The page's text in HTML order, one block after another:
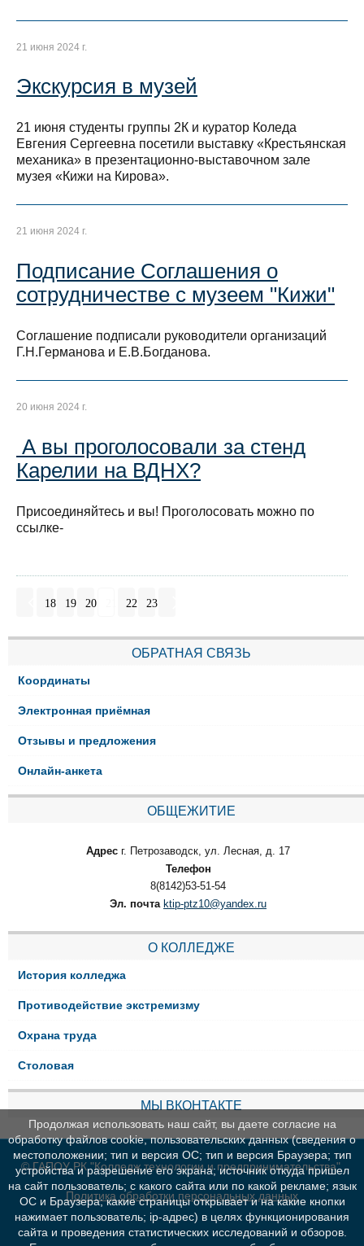
21 июня 2024 г.
Экскурсия в музей
21 июня студенты‍ группы 2К и куратор Коледа
Евгения Сергеевна посетили выставку «Крестьянская
механика» в презентационно-выставочном зале
музея «Кижи на Кирова».
21 июня 2024 г.
Подписание Соглашения о
сотрудничестве с музеем "Кижи"
Соглашение подписали руководители организаций
Г.Н.Германова и Е.В.Богданова.
20 июня 2024 г.
А вы проголосовали за стенд
Карелии на ВДНХ?
Присоединяйтесь и вы! Проголосовать можно по
ссылке-
18 19 20 22 23
ОБРАТНАЯ СВЯЗЬ
Координаты
Электронная приёмная
Отзывы и предложения
Онлайн-анкета
ОБЩЕЖИТИЕ
Адрес г. Петрозаводск, ул. Лесная, д. 17
Телефон
8(8142)53-51-54
Эл. почта ktip-ptz10@yandex.ru
О КОЛЛЕДЖЕ
История колледжа
Противодействие экстремизму
Охрана труда
Столовая
МЫ ВКОНТАКТЕ
© ГАПОУ РК "Колледж технологии и предпринимательства"
Политика обработки персональных данных
Продолжая использовать наш сайт, вы даете согласие на
обработку файлов cookie, пользовательских данных (сведения о
местоположении; тип и версия ОС; тип и версия Браузера; тип
устройства и разрешение его экрана; источник откуда пришел
на сайт пользователь; с какого сайта или по какой рекламе; язык
ОС и Браузера; какие страницы открывает и на какие кнопки
нажимает пользователь; ip-адрес) в целях функционирования
сайта и проведения статистических исследований и обзоров.